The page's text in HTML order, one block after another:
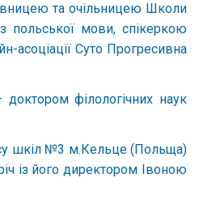
та очільницею Школи
польської мови, спікеркою
асоціації Суто Прогресивна
доктором філологічних наук
шкіл №3 м.Кельце (Польща)
із його директором Івоною